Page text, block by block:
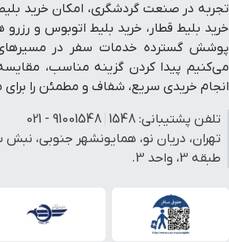
بیمارستان مرکز قلب ۱۱ دقیقه با خودرو (۵ کیلومتر و ۳۹۸ متر)
سفارت امارات متحده عربی ۱۰ دقیقه با خودرو (۵ کیلومتر و ۴۴۱ متر)
۱۰ دقیقه با خودرو (۵ کیلومتر و ۴۵۲ متر)
رستوران شاندیز جردن
رستوران گیلانه
تجربه در صنعت گردشگری، امکان خرید
خرید بلیط قطار، خرید بلیط اتوبوس و رزرو
پوشش گسترده خدمات سفر در
می‌کنیم پیدا کردن گزینه مناسب،
انجام خریدی سریع، شفاف و مطمئن را برای
تلفن پشتیبانی: 1548
91001548 - 021
طبقه 3، واحد 3.